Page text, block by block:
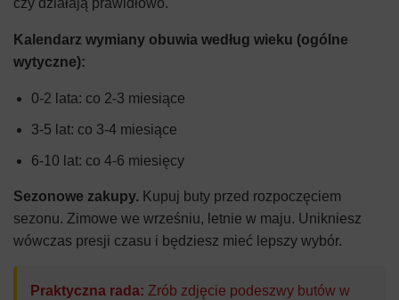
czy działają prawidłowo.
Kalendarz wymiany obuwia według wieku (ogólne
wytyczne):
0-2 lata: co 2-3 miesiące
3-5 lat: co 3-4 miesiące
6-10 lat: co 4-6 miesięcy
Sezonowe zakupy. Kupuj buty przed rozpoczęciem
sezonu. Zimowe we wrześniu, letnie w maju. Unikniesz
wówczas presji czasu i będziesz mieć lepszy wybór.
Praktyczna rada: Zrób zdjęcie podeszwy butów w